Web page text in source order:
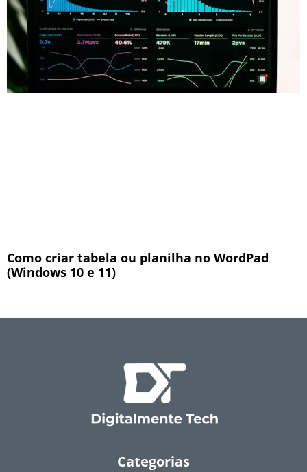
Como criar tabela ou planilha no WordPad
(Windows 10 e 11)
Categorias